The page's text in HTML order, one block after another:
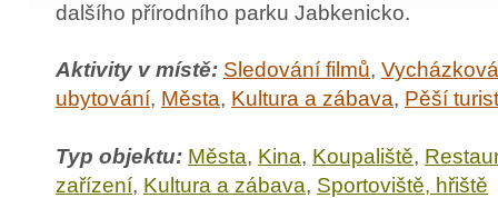
dalšího přírodního parku Jabkenicko.
Aktivity v místě: Sledování filmů, Vycházková
ubytování, Města, Kultura a zábava, Pěší
Typ objektu: Města, Kina, Koupaliště,
zařízení, Kultura a zábava, Sportoviště, hřiště